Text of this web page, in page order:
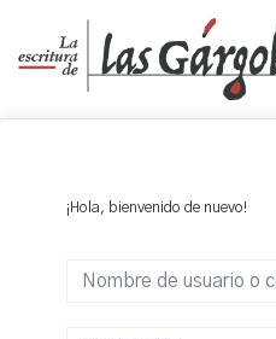
¡Hola, bienvenido de nuevo!